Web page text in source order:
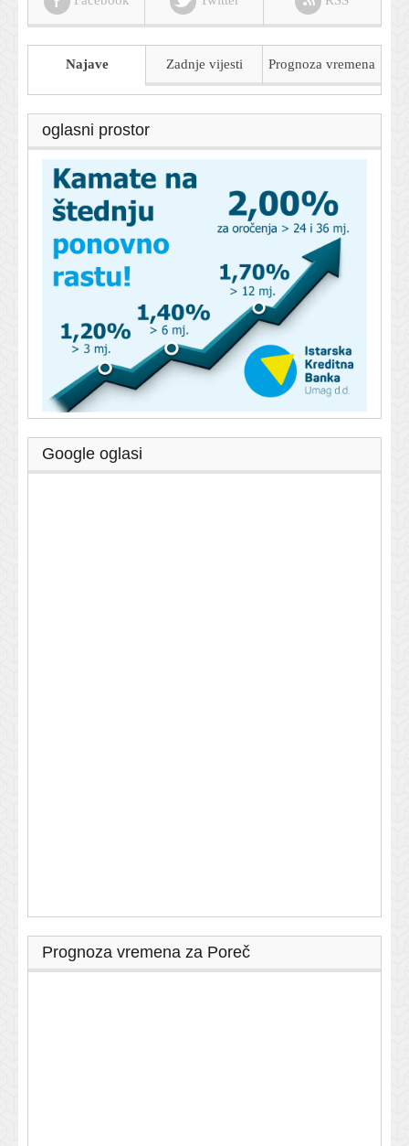
Najave Zadnje vijesti Prognoza vremena
oglasni prostor
Google oglasi
Prognoza vremena za Poreč